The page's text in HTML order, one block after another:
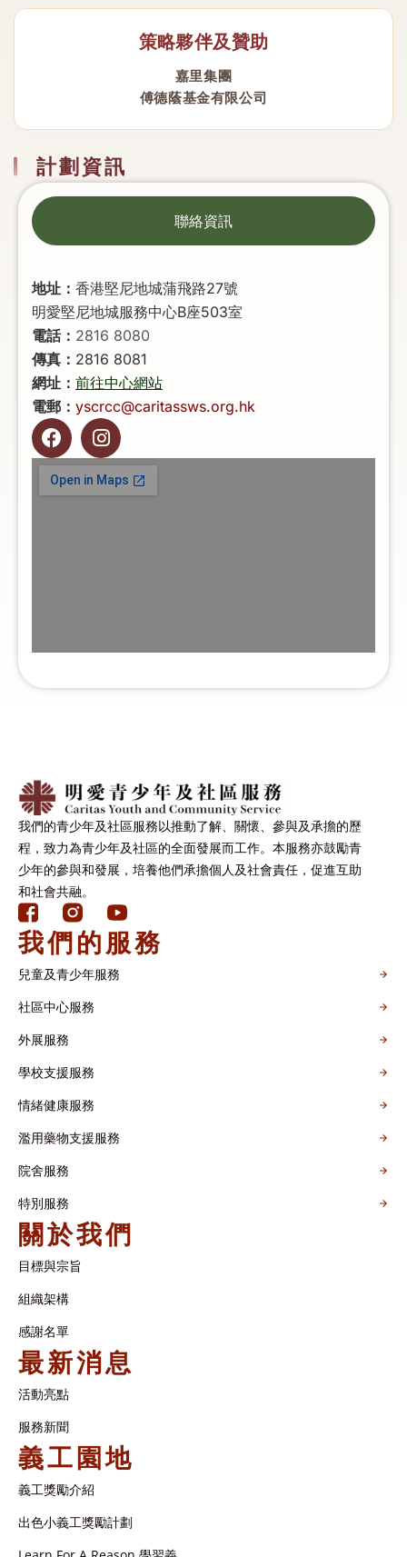
策略夥伴及贊助
嘉里集團
傅德蔭基金有限公司
計劃資訊
聯絡資訊
地址： 香港堅尼地城蒲飛路27號
明愛堅尼地城服務中心B座503室
電話： 2816 8080
傳真： 2816 8081
網址： 前往中心網站
電郵： yscrcc@caritassws.org.hk
我們的青少年及社區服務以推動了解、關懷、參與及承擔的歷
程，致力為青少年及社區的全面發展而工作。本服務亦鼓勵青
少年的參與和發展，培養他們承擔個人及社會責任，促進互助
和社會共融。
我們的服務
兒童及青少年服務
社區中心服務
外展服務
學校支援服務
情緒健康服務
濫用藥物支援服務
院舍服務
特別服務
關於我們
目標與宗旨
組織架構​
感謝名單​
最新消息
活動亮點
服務新聞
義工園地
義工獎勵介紹
出色小義工獎勵計劃